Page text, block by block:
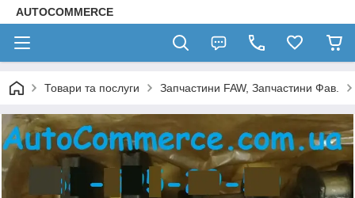
AUTOCOMMERCE
Товари та послуги Запчастини FAW, Запчастини Фав.